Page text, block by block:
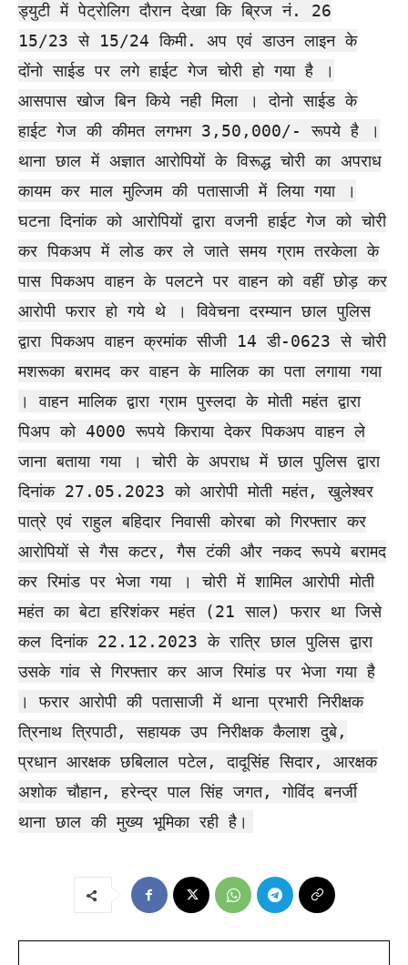
ड्युटी में पेट्रोलिग दौरान देखा कि ब्रिज नं. 26
15/23 से 15/24 किमी. अप एवं डाउन लाइन के
दोंनो साईड पर लगे हाईट गेज चोरी हो गया है ।
आसपास खोज बिन किये नही मिला । दोनो साईड के
हाईट गेज की कीमत लगभग 3,50,000/- रूपये है ।
थाना छाल में अज्ञात आरोपियों के विरूद्ध चोरी का अपराध
कायम कर माल मुल्जिम की पतासाजी में लिया गया ।
घटना दिनांक को आरोपियों द्वारा वजनी हाईट गेज को चोरी
कर पिकअप में लोड कर ले जाते समय ग्राम तरकेला के
पास पिकअप वाहन के पलटने पर वाहन को वहीं छोड़ कर
आरोपी फरार हो गये थे । विवेचना दरम्यान छाल पुलिस
द्वारा पिकअप वाहन क्रमांक सीजी 14 डी-0623 से चोरी
मशरूका बरामद कर वाहन के मालिक का पता लगाया गया
। वाहन मालिक द्वारा ग्राम पुस्लदा के मोती महंत द्वारा
पिअप को 4000 रूपये किराया देकर पिकअप वाहन ले
जाना बताया गया । चोरी के अपराध में छाल पुलिस द्वारा
दिनांक 27.05.2023 को आरोपी मोती महंत, खुलेश्वर
पात्रे एवं राहुल बहिदार निवासी कोरबा को गिरफ्तार कर
आरोपियों से गैस कटर, गैस टंकी और नकद रूपये बरामद
कर रिमांड पर भेजा गया । चोरी में शामिल आरोपी मोती
महंत का बेटा हरिशंकर महंत (21 साल) फरार था जिसे
कल दिनांक 22.12.2023 के रात्रि छाल पुलिस द्वारा
उसके गांव से गिरफ्तार कर आज रिमांड पर भेजा गया है
। फरार आरोपी की पतासाजी में थाना प्रभारी निरीक्षक
त्रिनाथ त्रिपाठी, सहायक उप निरीक्षक कैलाश दुबे,
प्रधान आरक्षक छबिलाल पटेल, दादूसिंह सिदार, आरक्षक
अशोक चौहान, हरेन्द्र पाल सिंह जगत, गोविंद बनर्जी
थाना छाल की मुख्य भूमिका रही है।